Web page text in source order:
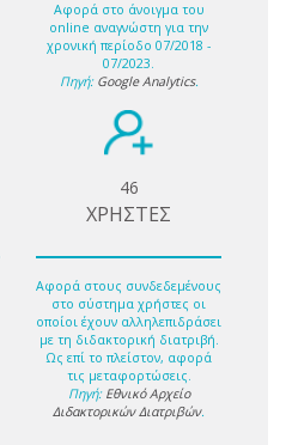
Αφορά στο άνοιγμα του
online αναγνώστη για την
χρονική περίοδο 07/2018 -
07/2023.
Πηγή: Google Analytics.
46
ΧΡΗΣΤΕΣ
Αφορά στους συνδεδεμένους
στο σύστημα χρήστες οι
οποίοι έχουν αλληλεπιδράσει
με τη διδακτορική διατριβή.
Ως επί το πλείστον, αφορά
τις μεταφορτώσεις.
Πηγή: Εθνικό Αρχείο
Διδακτορικών Διατριβών.